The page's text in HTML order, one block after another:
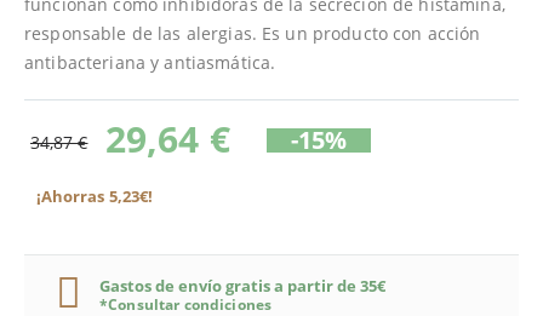
responsable de las alergias. Es un producto con acción
antibacteriana y antiasmática.
34,87 € 29,64 € -15%
¡Ahorras 5,23€!
Gastos de envío gratis a partir de 35€
*Consultar condiciones